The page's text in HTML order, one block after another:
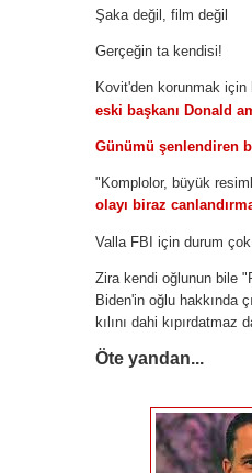
Şaka değil, film değil
Gerçeğin ta kendisi!
Kovit'den korunmak
eski başkanı Donald
Günümü şenlendiren
"Komplolor, büyük
olayı biraz
Valla FBI için durum çok
Zira kendi oğlunun bile
Biden'in oğlu hakkında
kılını dahi kıpırdatmaz
Öte yandan...